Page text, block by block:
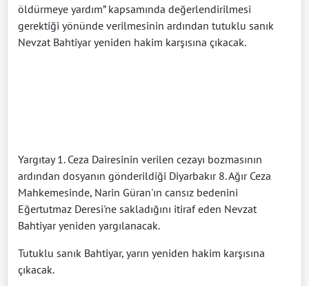
öldürmeye yardım” kapsamında değerlendirilmesi
gerektiği yönünde verilmesinin ardından tutuklu sanık
Nevzat Bahtiyar yeniden hakim karşısına çıkacak.
Yargıtay 1. Ceza Dairesinin verilen cezayı bozmasının
ardından dosyanın gönderildiği Diyarbakır 8. Ağır Ceza
Mahkemesinde, Narin Güran'ın cansız bedenini
Eğertutmaz Deresi'ne sakladığını itiraf eden Nevzat
Bahtiyar yeniden yargılanacak.
Tutuklu sanık Bahtiyar, yarın yeniden hakim karşısına
çıkacak.